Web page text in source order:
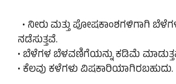
• ನೀರು ಮತ್ತು ಪೋಷಕಾಂಶಗಳಿಗಾಗಿ
ನಡೆಸುತ್ತವೆ.
• ಬೆಳೆಗಳ ಬೆಳವಣಿಗೆಯನ್ನು ಕಡಿಮೆ
• ಕೆಲವು ಕಳೆಗಳು ವಿಷಕಾರಿಯಾಗಿರಬಹುದು.